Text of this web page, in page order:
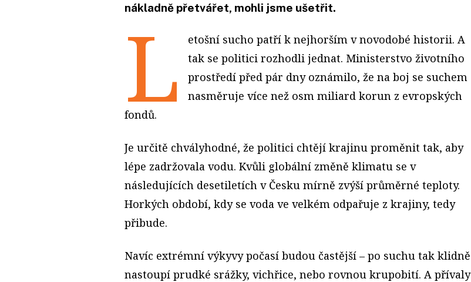
nákladně přetvářet, mohli jsme ušetřit.
L
etošní sucho patří k nejhorším v novodobé historii. A
tak se politici rozhodli jednat. Ministerstvo životního
prostředí před pár dny oznámilo, že na boj se suchem
nasměruje více než osm miliard korun z evropských
fondů.
Je určitě chvályhodné, že politici chtějí krajinu proměnit tak, aby
lépe zadržovala vodu. Kvůli globální změně klimatu se v
následujících desetiletích v Česku mírně zvýší průměrné teploty.
Horkých období, kdy se voda ve velkém odpařuje z krajiny, tedy
přibude.
Navíc extrémní výkyvy počasí budou častější – po suchu tak klidně
nastoupí prudké srážky, vichřice, nebo rovnou krupobití. A přívaly